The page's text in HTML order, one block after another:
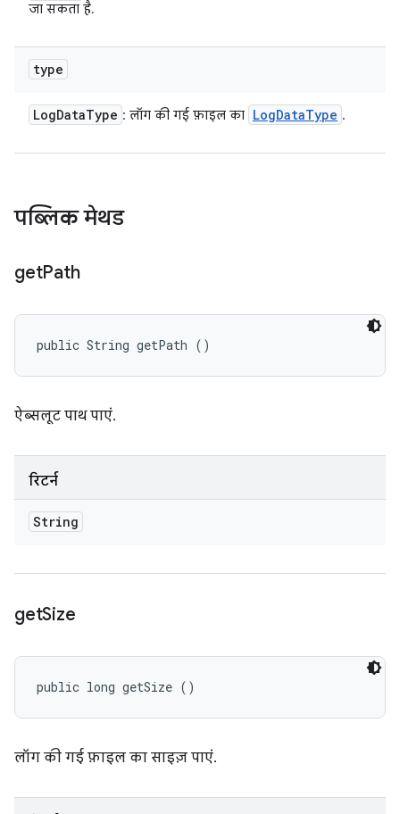
जा सकता है.
type
LogDataType : लॉग की गई फ़ाइल का LogDataType .
पब्लिक मेथड
getPath
public String getPath ()
ऐब्सलूट पाथ पाएं.
रिटर्न
String
getSize
public long getSize ()
लॉग की गई फ़ाइल का साइज़ पाएं.